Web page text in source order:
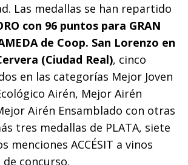
Las medallas se han repartido
con 96 puntos para GRAN
de Coop. San Lorenzo en
(Ciudad Real), cinco
en las categorías Mejor Joven
Airén, Mejor Airén
Airén Ensamblado con otras
tres medallas de PLATA, siete
menciones ACCÉSIT a vinos
concurso.